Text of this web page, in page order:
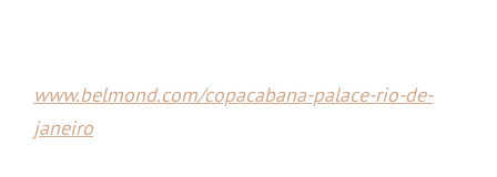
www.belmond.com/copacabana-palace-rio-de-
janeiro